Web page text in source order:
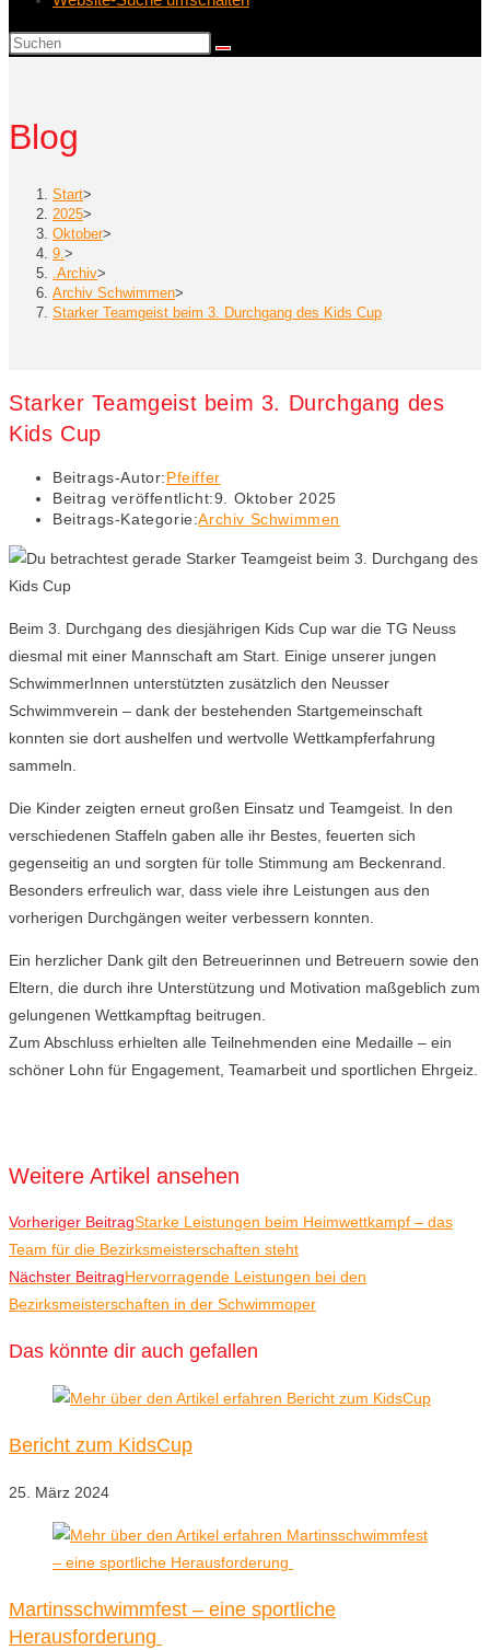
Blog
Start>
2025>
Oktober>
9. >
.Archiv>
Archiv Schwimmen>
Starker Teamgeist beim 3. Durchgang des Kids Cup
Starker Teamgeist beim 3. Durchgang des
Kids Cup
Beitrags-Autor:Pfeiffer
Beitrag veröffentlicht:9. Oktober 2025
Beitrags-Kategorie:Archiv Schwimmen
Beim 3. Durchgang des diesjährigen Kids Cup war die TG Neuss
diesmal mit einer Mannschaft am Start. Einige unserer jungen
SchwimmerInnen unterstützten zusätzlich den Neusser
Schwimmverein – dank der bestehenden Startgemeinschaft
konnten sie dort aushelfen und wertvolle Wettkampferfahrung
sammeln.
Die Kinder zeigten erneut großen Einsatz und Teamgeist. In den
verschiedenen Staffeln gaben alle ihr Bestes, feuerten sich
gegenseitig an und sorgten für tolle Stimmung am Beckenrand.
Besonders erfreulich war, dass viele ihre Leistungen aus den
vorherigen Durchgängen weiter verbessern konnten.
Ein herzlicher Dank gilt den Betreuerinnen und Betreuern sowie den
Eltern, die durch ihre Unterstützung und Motivation maßgeblich zum
gelungenen Wettkampftag beitrugen.
Zum Abschluss erhielten alle Teilnehmenden eine Medaille – ein
schöner Lohn für Engagement, Teamarbeit und sportlichen Ehrgeiz.
Weitere Artikel ansehen
Vorheriger BeitragStarke Leistungen beim Heimwettkampf – das
Team für die Bezirksmeisterschaften steht
Nächster BeitragHervorragende Leistungen bei den
Bezirksmeisterschaften in der Schwimmoper
Das könnte dir auch gefallen
Bericht zum KidsCup
25. März 2024
Martinsschwimmfest – eine sportliche
Herausforderung